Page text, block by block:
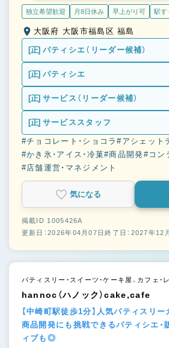
独立希望歓迎 月8日休み 早上がり可 駅す
大阪府 大阪市福島区 福島
[正] パティシエ（リーダー候補）
[正] パティシエ
[正] サービス（リーダー候補）
[正] サービススタッフ
#チョコレート・ショコラ#アシェット
#かき氷・アイス・冷菓#商品開発#コン
#店舗運営・マネジメント
気になる
掲載ID 1005426A
更新日：2026年04月07日終了日：2027年12
パティスリー・スイーツ・ケーキ屋、カフェ・
hannoc（ハノック）cake,cafe
【中崎町駅徒歩1分】人気パティスリー
商品開発にも挑戦できるパティシエ・
ィブも◎